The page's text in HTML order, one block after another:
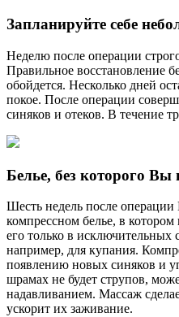
Запланируйте себе
Неделю после операции
Правильное восстановление
обойдется. Несколько дней
покое. После операции
синяков и отеков. В течение
Белье, без которого Вы
Шесть недель после
компрессном белье, в
его только в исключительных
например, для купания.
появлению новых синяков и
шрамах не будет струпов,
надавливанием. Массаж
ускорит их заживание.